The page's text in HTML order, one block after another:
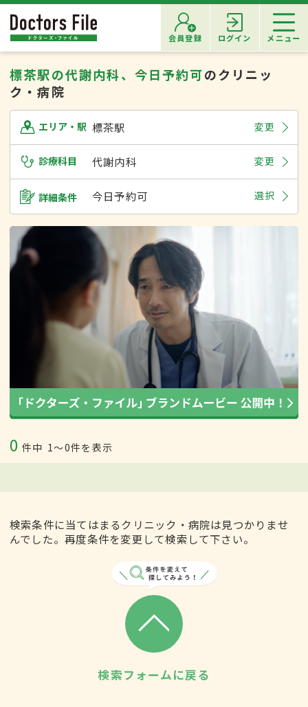
会員登録 ログイン メニュー
標茶駅の代謝内科、今日予約可のクリニッ
ク・病院
エリア・駅 標茶駅 変更
診療科目 代謝内科 変更
詳細条件 今日予約可 選択
0 件中 1〜0件を表示
検索条件に当てはまるクリニック・病院は見つかりませ
んでした。再度条件を変更して検索して下さい。
検索フォームに戻る